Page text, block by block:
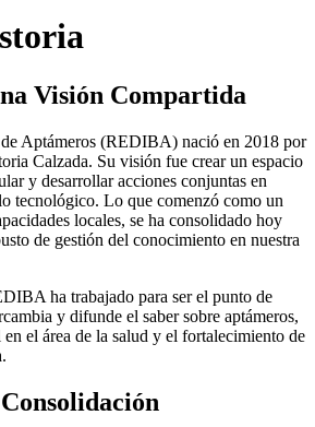
Visión Compartida
Aptámeros (REDIBA) nació en 2018 por
Calzada. Su visión fue crear un espacio
y desarrollar acciones conjuntas en
tecnológico. Lo que comenzó como un
locales, se ha consolidado hoy
de gestión del conocimiento en nuestra
ha trabajado para ser el punto de
y difunde el saber sobre aptámeros,
el área de la salud y el fortalecimiento de